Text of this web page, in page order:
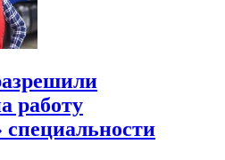
работу